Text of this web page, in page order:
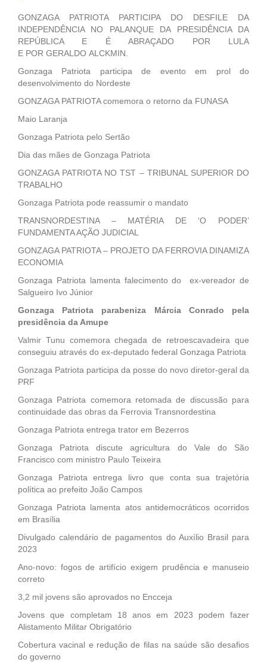
GONZAGA PATRIOTA PARTICIPA DO DESFILE DA
INDEPENDÊNCIA NO PALANQUE DA PRESIDÊNCIA DA
REPÚBLICA E É ABRAÇADO POR LULA
E POR GERALDO ALCKMIN.
Gonzaga Patriota participa de evento em prol do
desenvolvimento do Nordeste
GONZAGA PATRIOTA comemora o retorno da FUNASA
Maio Laranja
Gonzaga Patriota pelo Sertão
Dia das mães de Gonzaga Patriota
GONZAGA PATRIOTA NO TST – TRIBUNAL SUPERIOR DO
TRABALHO
Gonzaga Patriota pode reassumir o mandato
TRANSNORDESTINA – MATÉRIA DE ‘O PODER’
FUNDAMENTA AÇÃO JUDICIAL
GONZAGA PATRIOTA – PROJETO DA FERROVIA DINAMIZA
ECONOMIA
Gonzaga Patriota lamenta falecimento do ex-vereador de
Salgueiro Ivo Júnior
Gonzaga Patriota parabeniza Márcia Conrado pela
presidência da Amupe
Valmir Tunu comemora chegada de retroescavadeira que
conseguiu através do ex-deputado federal Gonzaga Patriota
Gonzaga Patriota participa da posse do novo diretor-geral da
PRF
Gonzaga Patriota comemora retomada de discussão para
continuidade das obras da Ferrovia Transnordestina
Gonzaga Patriota entrega trator em Bezerros
Gonzaga Patriota discute agricultura do Vale do São
Francisco com ministro Paulo Teixeira
Gonzaga Patriota entrega livro que conta sua trajetória
política ao prefeito João Campos
Gonzaga Patriota lamenta atos antidemocráticos ocorridos
em Brasília
Divulgado calendário de pagamentos do Auxílio Brasil para
2023
Ano-novo: fogos de artifício exigem prudência e manuseio
correto
3,2 mil jovens são aprovados no Encceja
Jovens que completam 18 anos em 2023 podem fazer
Alistamento Militar Obrigatório
Cobertura vacinal e redução de filas na saúde são desafios
do governo